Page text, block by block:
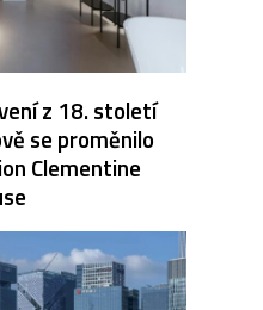
z 18. století
se proměnilo
Clementine